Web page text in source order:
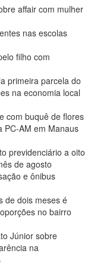
affair com mulher
nas escolas
filho com
primeira parcela do
na economia local
com buquê de flores
PC-AM em Manaus
previdenciário a oito
de agosto
e ônibus
de dois meses é
no bairro
Júnior sobre
na